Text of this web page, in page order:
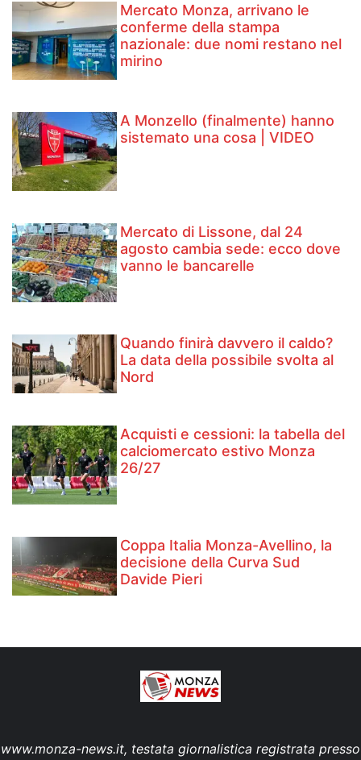
Mercato Monza, arrivano le
conferme della stampa
nazionale: due nomi restano nel
mirino
A Monzello (finalmente) hanno
sistemato una cosa | VIDEO
Mercato di Lissone, dal 24
agosto cambia sede: ecco dove
vanno le bancarelle
Quando finirà davvero il caldo?
La data della possibile svolta al
Nord
Acquisti e cessioni: la tabella del
calciomercato estivo Monza
26/27
Coppa Italia Monza-Avellino, la
decisione della Curva Sud
Davide Pieri
www.monza-news.it, testata giornalistica registrata presso